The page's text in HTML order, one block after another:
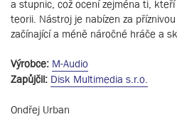
a stupnic, což ocení zejména ti,
teorii. Nástroj je nabízen za
začínající a méně náročné hráče a
Výrobce: M-Audio
Zapůjčil: Disk Multimedia s.r.o.
Ondřej Urban